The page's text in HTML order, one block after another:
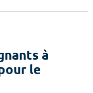
à
le